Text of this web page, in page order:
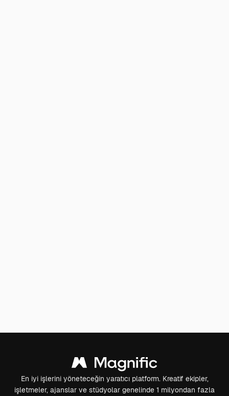
En iyi işlerini yöneteceğin yaratıcı platform. Kreatif ekipler,
işletmeler, ajanslar ve stüdyolar genelinde 1 milyondan fazla